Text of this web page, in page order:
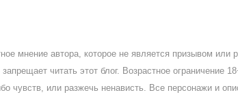
мнение автора, которое не является призывом
читать этот блог. Возрастное ограничение
чувств, или разжечь ненависть. Все персонажи и